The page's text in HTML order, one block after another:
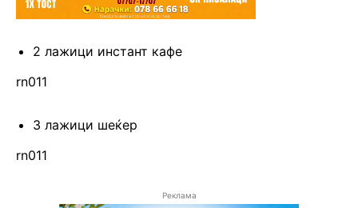
2 лажици инстант кафе
rn011
3 лажици шеќер
rn011
Реклама